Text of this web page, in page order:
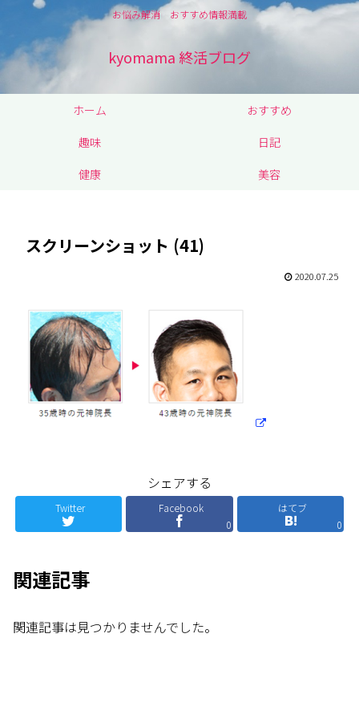
お悩み解消 おすすめ情報満載
kyomama 終活ブログ
ホーム
おすすめ
趣味
日記
健康
美容
スクリーンショット (41)
2020.07.25
シェアする
Twitter
Facebook
0
はてブ
0
関連記事
関連記事は見つかりませんでした。